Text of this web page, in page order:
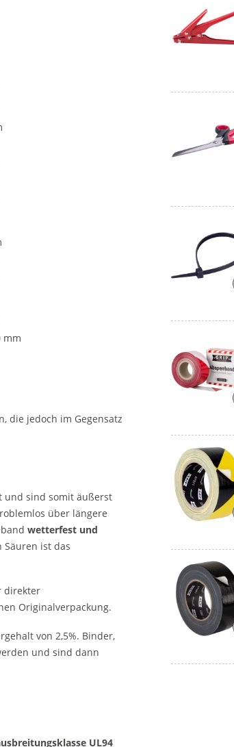
mm
die jedoch im Gegensatz
und sind somit äußerst
über längere
wetterfest und
Säuren ist das
direkter
Originalverpackung.
von 2,5%. Binder,
und sind dann
UL94